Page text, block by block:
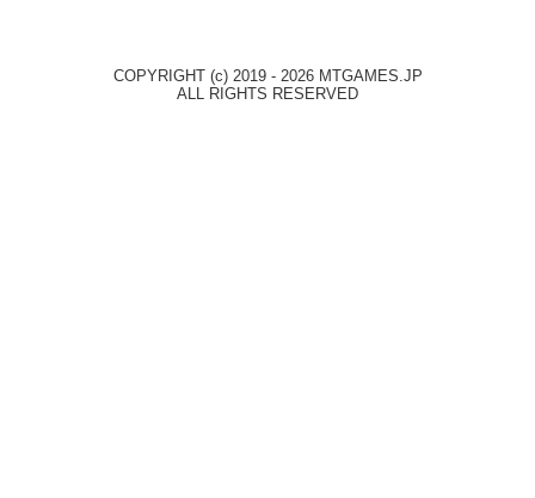
COPYRIGHT (c) 2019 - 2026 MTGAMES.JP
ALL RIGHTS RESERVED